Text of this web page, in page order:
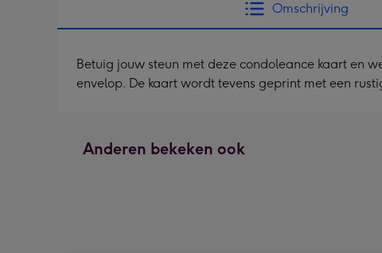
Omschrijving
Betuig jouw steun met deze condoleance kaart en
envelop. De kaart wordt tevens geprint met een
Anderen bekeken ook